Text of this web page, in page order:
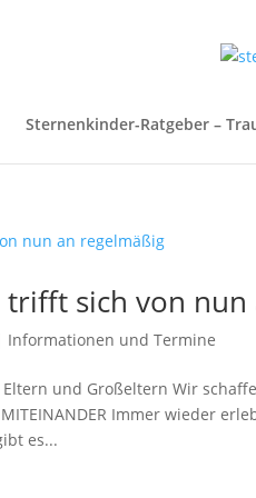
Sternenkinder-Ratgeber –
sich von
Informationen und Termine
und Großeltern Wir
Immer wieder
es...